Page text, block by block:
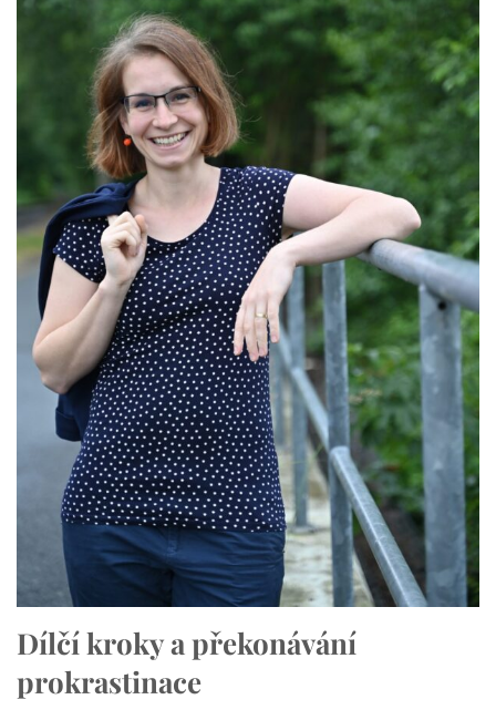
Dílčí kroky a překonávání
prokrastinace